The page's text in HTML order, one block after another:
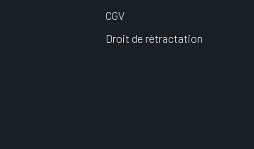
CGV
Droit de rétractation